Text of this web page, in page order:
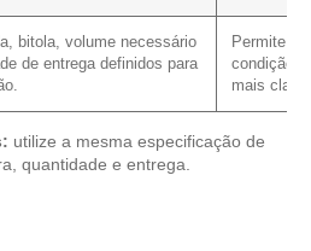
bitola, volume necessário
de entrega definidos para
Permite
condição
mais
utilize a mesma especificação de
quantidade e entrega.